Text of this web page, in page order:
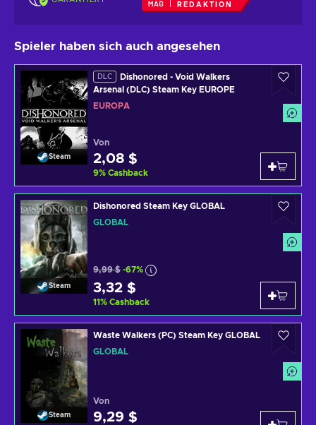
REDAKTION
Spieler haben sich auch angesehen
Steam
DLC
Dishonored - Void Walkers
Arsenal (DLC) Steam Key EUROPE
EUROPA
Von
2,08 $
9% Cashback
Steam
Dishonored Steam Key GLOBAL
GLOBAL
9,99 $ -67%
3,32 $
11% Cashback
Steam
Waste Walkers (PC) Steam Key GLOBAL
GLOBAL
Von
9,29 $